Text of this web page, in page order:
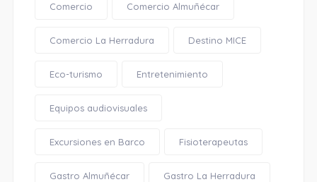
Comercio Comercio Almuñécar
Comercio La Herradura Destino MICE
Eco-turismo Entretenimiento
Equipos audiovisuales
Excursiones en Barco Fisioterapeutas
Gastro Almuñécar Gastro La Herradura